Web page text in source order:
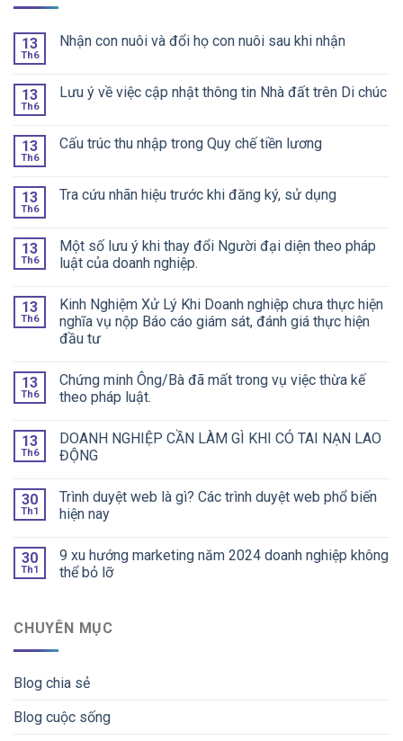
13
Th6
Nhận con nuôi và đổi họ con nuôi sau khi nhận
13
Th6
Lưu ý về việc cập nhật thông tin Nhà đất trên Di chúc
13
Th6
Cấu trúc thu nhập trong Quy chế tiền lương
13
Th6
Tra cứu nhãn hiệu trước khi đăng ký, sử dụng
13
Th6
Một số lưu ý khi thay đổi Người đại diện theo pháp
luật của doanh nghiệp.
13
Th6
Kinh Nghiệm Xử Lý Khi Doanh nghiệp chưa thực hiện
nghĩa vụ nộp Báo cáo giám sát, đánh giá thực hiện
đầu tư
13
Th6
Chứng minh Ông/Bà đã mất trong vụ việc thừa kế
theo pháp luật.
13
Th6
DOANH NGHIỆP CẦN LÀM GÌ KHI CÓ TAI NẠN LAO
ĐỘNG
30
Th1
Trình duyệt web là gì? Các trình duyệt web phổ biến
hiện nay
30
Th1
9 xu hướng marketing năm 2024 doanh nghiệp không
thể bỏ lỡ
CHUYÊN MỤC
Blog chia sẻ
Blog cuộc sống